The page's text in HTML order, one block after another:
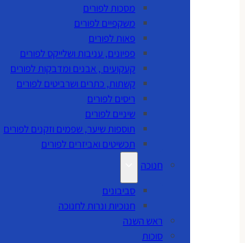
מסכות לפורים
משקפיים לפורים
פאות לפורים
פפיונים, עניבות ושלייקס לפורים
קעקועים , אבנים ומדבקות לפורים
קשתות, כתרים ושרביטים לפורים
ריסים לפורים
שיניים לפורים
תוספות שיער, שפמים וזקנים לפורים
תכשיטים ואביזרים לפורים
חנוכה
סביבונים
חנוכיות ונרות לחנוכה
ראש השנה
סוכות